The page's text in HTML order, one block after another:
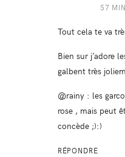
57 MIN
Tout cela te va
Bien sur j’adore
galbent très
@rainy : les
rose , mais peut
concède ;):)
RÉPONDRE